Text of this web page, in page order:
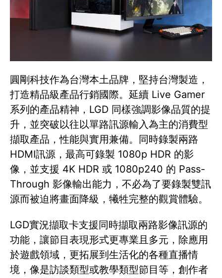
圓剛科技作為台灣本土品牌，堅持台灣製造，
打造精品級產品行銷國際。延續 Live Gamer
系列的產品精神，LGD 同樣強調影像品質的提
升，並突破以往以單路訊源輸入為主的消費型
擷取產品，性能與實用兼備。同時錄製兩路
HDMI訊源，最高可錄製 1080p HDR 的影
像，並支援 4K HDR 或 1080p240 的 Pass-
Through 影像輸出能力，不必為了要錄製雙訊
源而被迫將畫面降級，犧牲完整的觀賞體驗。
LGD實況擷取卡支援同時擷取兩路影像訊源的
功能，讓節目表現形式更專業且多元，除應用
於遊戲領域，更拓展到生活化的各種直播情
境，像是訪談類型或教學類型節目等，創作者